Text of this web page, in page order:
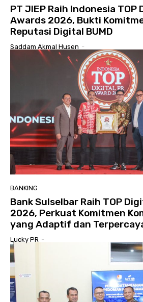
PT JIEP Raih Indonesia TOP
Awards 2026, Bukti
Reputasi Digital BUMD
Saddam Akmal Husen -
BANKING
Bank Sulselbar Raih TOP
2026, Perkuat Komitmen
yang Adaptif dan
Lucky PR -